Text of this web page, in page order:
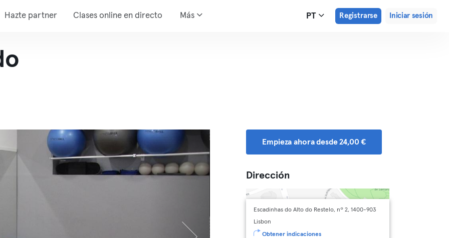
Hazte partner Clases online en directo Más PT Registrarse Iniciar sesión
Empieza ahora desde 24,00 €
Dirección
Escadinhas do Alto do Restelo, nº 2, 1400-903
Lisbon
Obtener indicaciones